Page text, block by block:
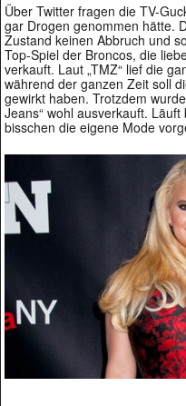
Über Twitter fragen die TV-
gar Drogen genommen hätte.
Zustand keinen Abbruch und
Top-Spiel der Broncos, die
verkauft. Laut „TMZ“ lief die
während der ganzen Zeit soll
gewirkt haben. Trotzdem
Jeans“ wohl ausverkauft.
bisschen die eigene Mode